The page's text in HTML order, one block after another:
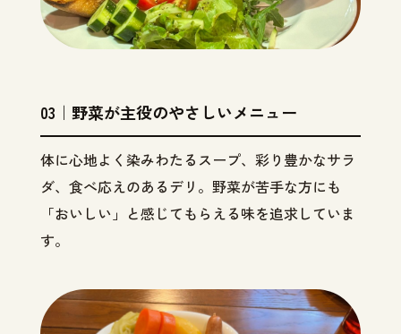
03｜野菜が主役のやさしいメニュー
体に心地よく染みわたるスープ、彩り豊かなサラ
ダ、食べ応えのあるデリ。野菜が苦手な方にも
「おいしい」と感じてもらえる味を追求していま
す。